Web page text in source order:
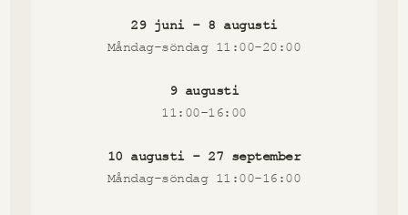
29 juni - 8 augusti
Måndag-söndag 11:00-20:00
9 augusti
11:00-16:00
10 augusti - 27 september
Måndag-söndag 11:00-16:00